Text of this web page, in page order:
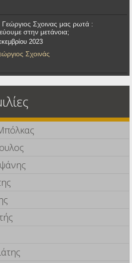
Σχοινας μας ρωτά :
στην μετάνοια;
2023
Σχοινάς